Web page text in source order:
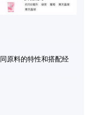
原料的特性和搭配经